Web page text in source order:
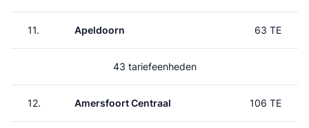
11. Apeldoorn 63 TE
43 tariefeenheden
12. Amersfoort Centraal 106 TE